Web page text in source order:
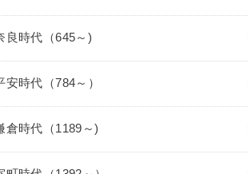
良時代（645～)
安時代（784～）
倉時代（1189～)